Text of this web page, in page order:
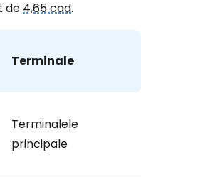
de4,65 cad.
Terminale
Terminalele
principale